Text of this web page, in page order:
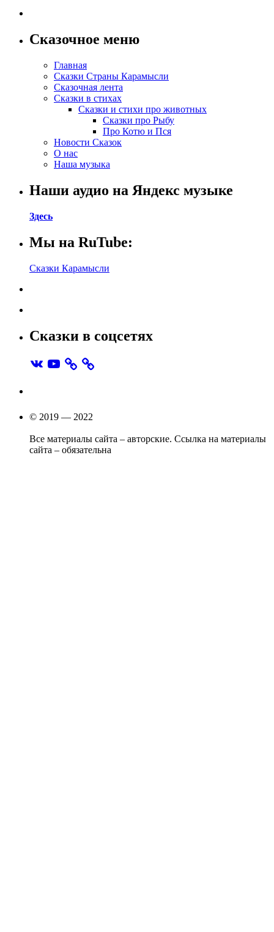
Сказочное меню
Главная
Сказки Страны Карамысли
Сказочная лента
Сказки в стихах
Сказки и стихи про животных
Сказки про Рыбу
Про Котю и Пся
Новости Сказок
О нас
Наша музыка
Наши аудио на Яндекс музыке
Здесь
Мы на RuTube:
Сказки Карамысли
Сказки в соцсетях
VK YouTube
© 2019 — 2022
Все материалы сайта – авторские. Ссылка на материалы
сайта – обязательна